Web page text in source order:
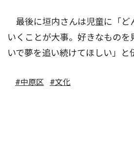
最後に垣内さんは児童に「ど
いくことが大事。好きなものを
いで夢を追い続けてほしい」と
#中原区 #文化